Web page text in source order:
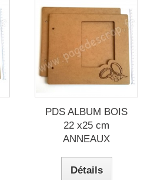
PDS ALBUM BOIS
22 x25 cm
ANNEAUX
Détails